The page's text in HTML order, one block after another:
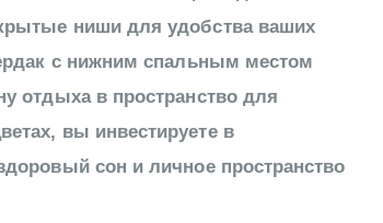
ниши для удобства ваших
с нижним спальным местом
отдыха в пространство для
вы инвестируете в
сон и личное пространство